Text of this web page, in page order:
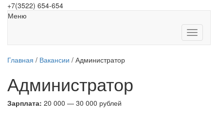
+7(3522) 654-654
Меню
Toggle
Главная / Вакансии / Администратор
Администратор
Зарплата: 20 000 — 30 000 рублей